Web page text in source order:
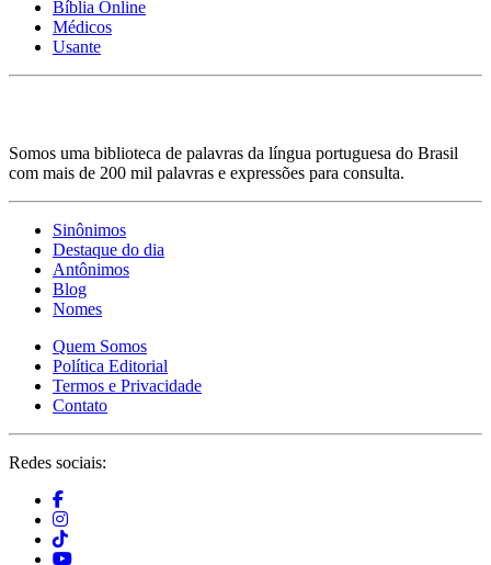
Bíblia Online
Médicos
Usante
Somos uma biblioteca de palavras da língua portuguesa do Brasil
com mais de 200 mil palavras e expressões para consulta.
Sinônimos
Destaque do dia
Antônimos
Blog
Nomes
Quem Somos
Política Editorial
Termos e Privacidade
Contato
Redes sociais: